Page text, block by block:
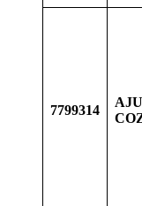
7799314